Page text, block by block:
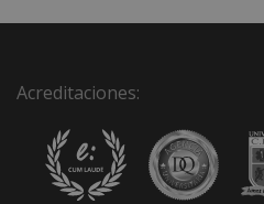
Acreditaciones: